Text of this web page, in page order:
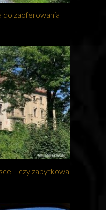
do zaoferowania
– czy zabytkowa